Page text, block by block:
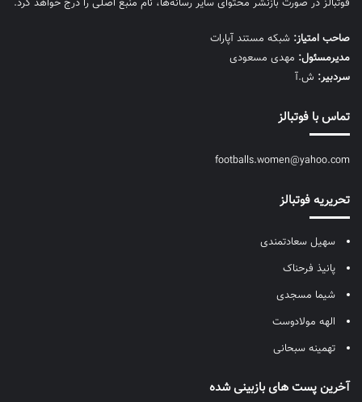
فوتبالز در صورت بازنشر محتوای سایر رسانه‌ها، نام منبع اصلی را درج خواهد کرد.
صاحب امتیاز: شبکه مستند آپارات
مديرمسئول: مهدی مسعودی
سردبیر: ش.آ
تماس با فوتبالز
footballs.women@yahoo.com
تحریریه فوتبالز
سهیل سعادتمندی
پانیذ فرحناک
شیما مسجدی
الهه مولادوست
تهمینه سبحانی
آخرین پست های بازبینی شده